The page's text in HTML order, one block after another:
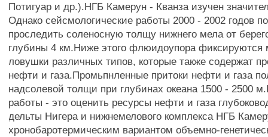
Потигуар и др.).НГБ Камерун - Кванза изучен
Однако сейсмологические работы 2000 - 2002 годов
проследить соленосную толщу нижнего мела от
глубины 4 км.Ниже этого флюидоупора фиксируются
ловушки различных типов, которые также содержат
нефти и газа.Промьпнленные притоки нефти и газа
надсолевой толщи при глубинах океана 1500 - 2500
работы - это оценить ресурсы нефти и газа
дельты Нигера и нижнемелового комплекса НГБ
хронобаротермическим вариантом объемно-